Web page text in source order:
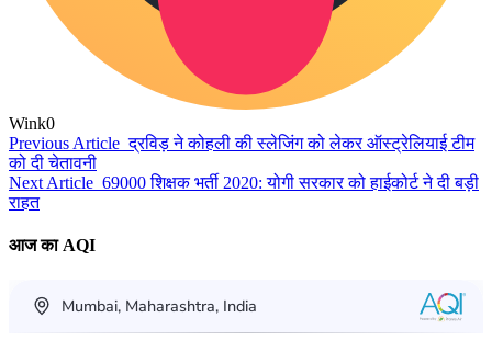
Wink0
Previous Article द्रविड़ ने कोहली की स्लेजिंग को लेकर ऑस्ट्रेलियाई टीम
को दी चेतावनी
Next Article 69000 शिक्षक भर्ती 2020: योगी सरकार को हाईकोर्ट ने दी बड़ी
राहत
आज का AQI